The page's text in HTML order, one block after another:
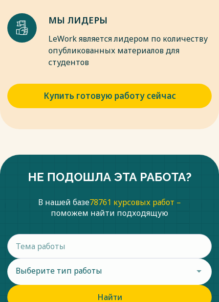
МЫ ЛИДЕРЫ
LeWork является лидером по количеству
опубликованных материалов для
студентов
Купить готовую работу сейчас
НЕ ПОДОШЛА ЭТА РАБОТА?
В нашей базе78761 курсовых работ –
поможем найти подходящую
Выберите тип работы
Найти